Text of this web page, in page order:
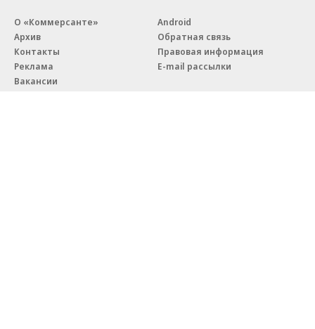
О «Коммерсанте»
Архив
Контакты
Реклама
Вакансии
Android
Обратная связь
Правовая информация
E-mail рассылки